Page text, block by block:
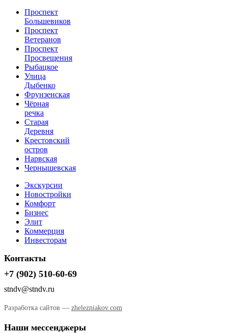
Проспект
Большевиков
Проспект
Ветеранов
Проспект
Просвещения
Рыбацкое
Улица
Дыбенко
Фрунзенская
Чёрная
речка
Старая
Деревня
Крестовский
остров
Нарвская
Чернышевская
Экскурсии
Новостройки
Комфорт
Бизнес
Элит
Коммерция
Инвесторам
Контакты
+7 (902) 510-60-69
stndv@stndv.ru
Разработка сайтов — zhelezniakov.com
Наши мессенджеры